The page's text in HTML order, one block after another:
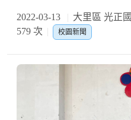
2022-03-13 大里區 光正
579 次
校園新聞